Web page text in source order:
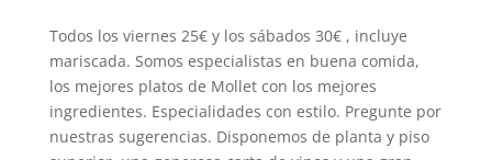
Todos los viernes 25€ y los sábados 30€ , incluye
mariscada. Somos especialistas en buena comida,
los mejores platos de Mollet con los mejores
ingredientes. Especialidades con estilo. Pregunte por
nuestras sugerencias. Disponemos de planta y piso